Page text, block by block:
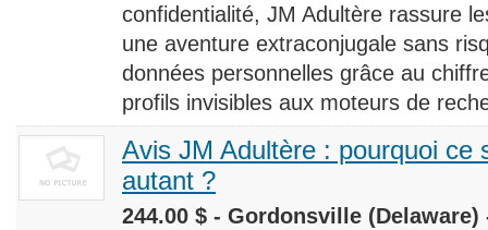
confidentialité, JM Adultère rassure
une aventure extraconjugale sans
données personnelles grâce au
profils invisibles aux moteurs de
Avis JM Adultère : pourquoi ce
autant ?
244.00 $ - Gordonsville (Delaware)